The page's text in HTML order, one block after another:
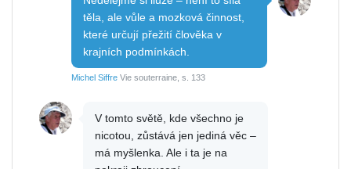
těla, ale vůle a mozková činnost,
které určují přežití člověka v
krajních podmínkách.
Michel Siffre Vie souterraine, s. 133
V tomto světě, kde všechno je
nicotou, zůstává jen jediná věc –
má myšlenka. Ale i ta je na